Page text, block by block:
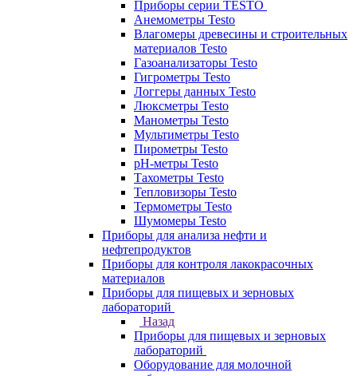
Приборы серии TESTO
Анемометры Testo
Влагомеры древесины и строительных
материалов Testo
Газоанализаторы Testo
Гигрометры Testo
Логгеры данных Testo
Люксметры Testo
Манометры Testo
Мультиметры Testo
Пирометры Testo
pH-метры Testo
Тахометры Testo
Тепловизоры Testo
Термометры Testo
Шумомеры Testo
Приборы для анализа нефти и
нефтепродуктов
Приборы для контроля лакокрасочных
материалов
Приборы для пищевых и зерновых
лабораторий
Назад
Приборы для пищевых и зерновых
лабораторий
Оборудование для молочной